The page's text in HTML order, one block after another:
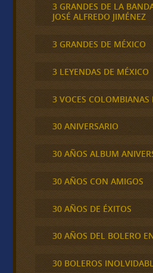
3 GRANDES DE LA
JOSÉ ALFREDO JIMÉNEZ
3 GRANDES DE MÉXICO
3 LEYENDAS DE MÉXICO
3 VOCES COLOMBIANAS
30 ANIVERSARIO
30 AÑOS ALBUM
30 AÑOS CON AMIGOS
30 AÑOS DE ÉXITOS
30 AÑOS DEL BOLERO
30 BOLEROS